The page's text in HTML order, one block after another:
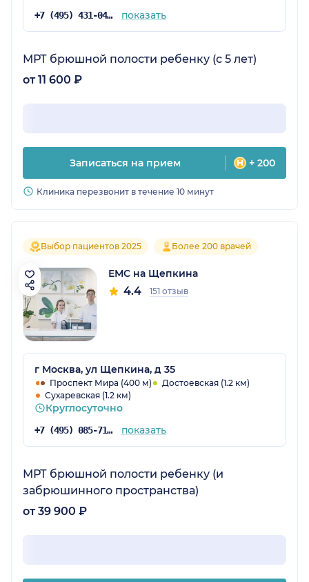
+7 (495) 431-04-73 показать
МРТ брюшной полости ребенку (с 5 лет)
от 11 600 ₽
Записаться на прием + 200
Клиника перезвонит в течение 10 минут
Выбор пациентов 2025 Более 200 врачей
ЕМС на Щепкина
4.4 151 отзыв
г Москва, ул Щепкина, д 35
Проспект Мира (400 м)
Достоевская (1.2 км)
Сухаревская (1.2 км)
Круглосуточно
+7 (495) 085-71-24 показать
МРТ брюшной полости ребенку (и
забрюшинного пространства)
от 39 900 ₽